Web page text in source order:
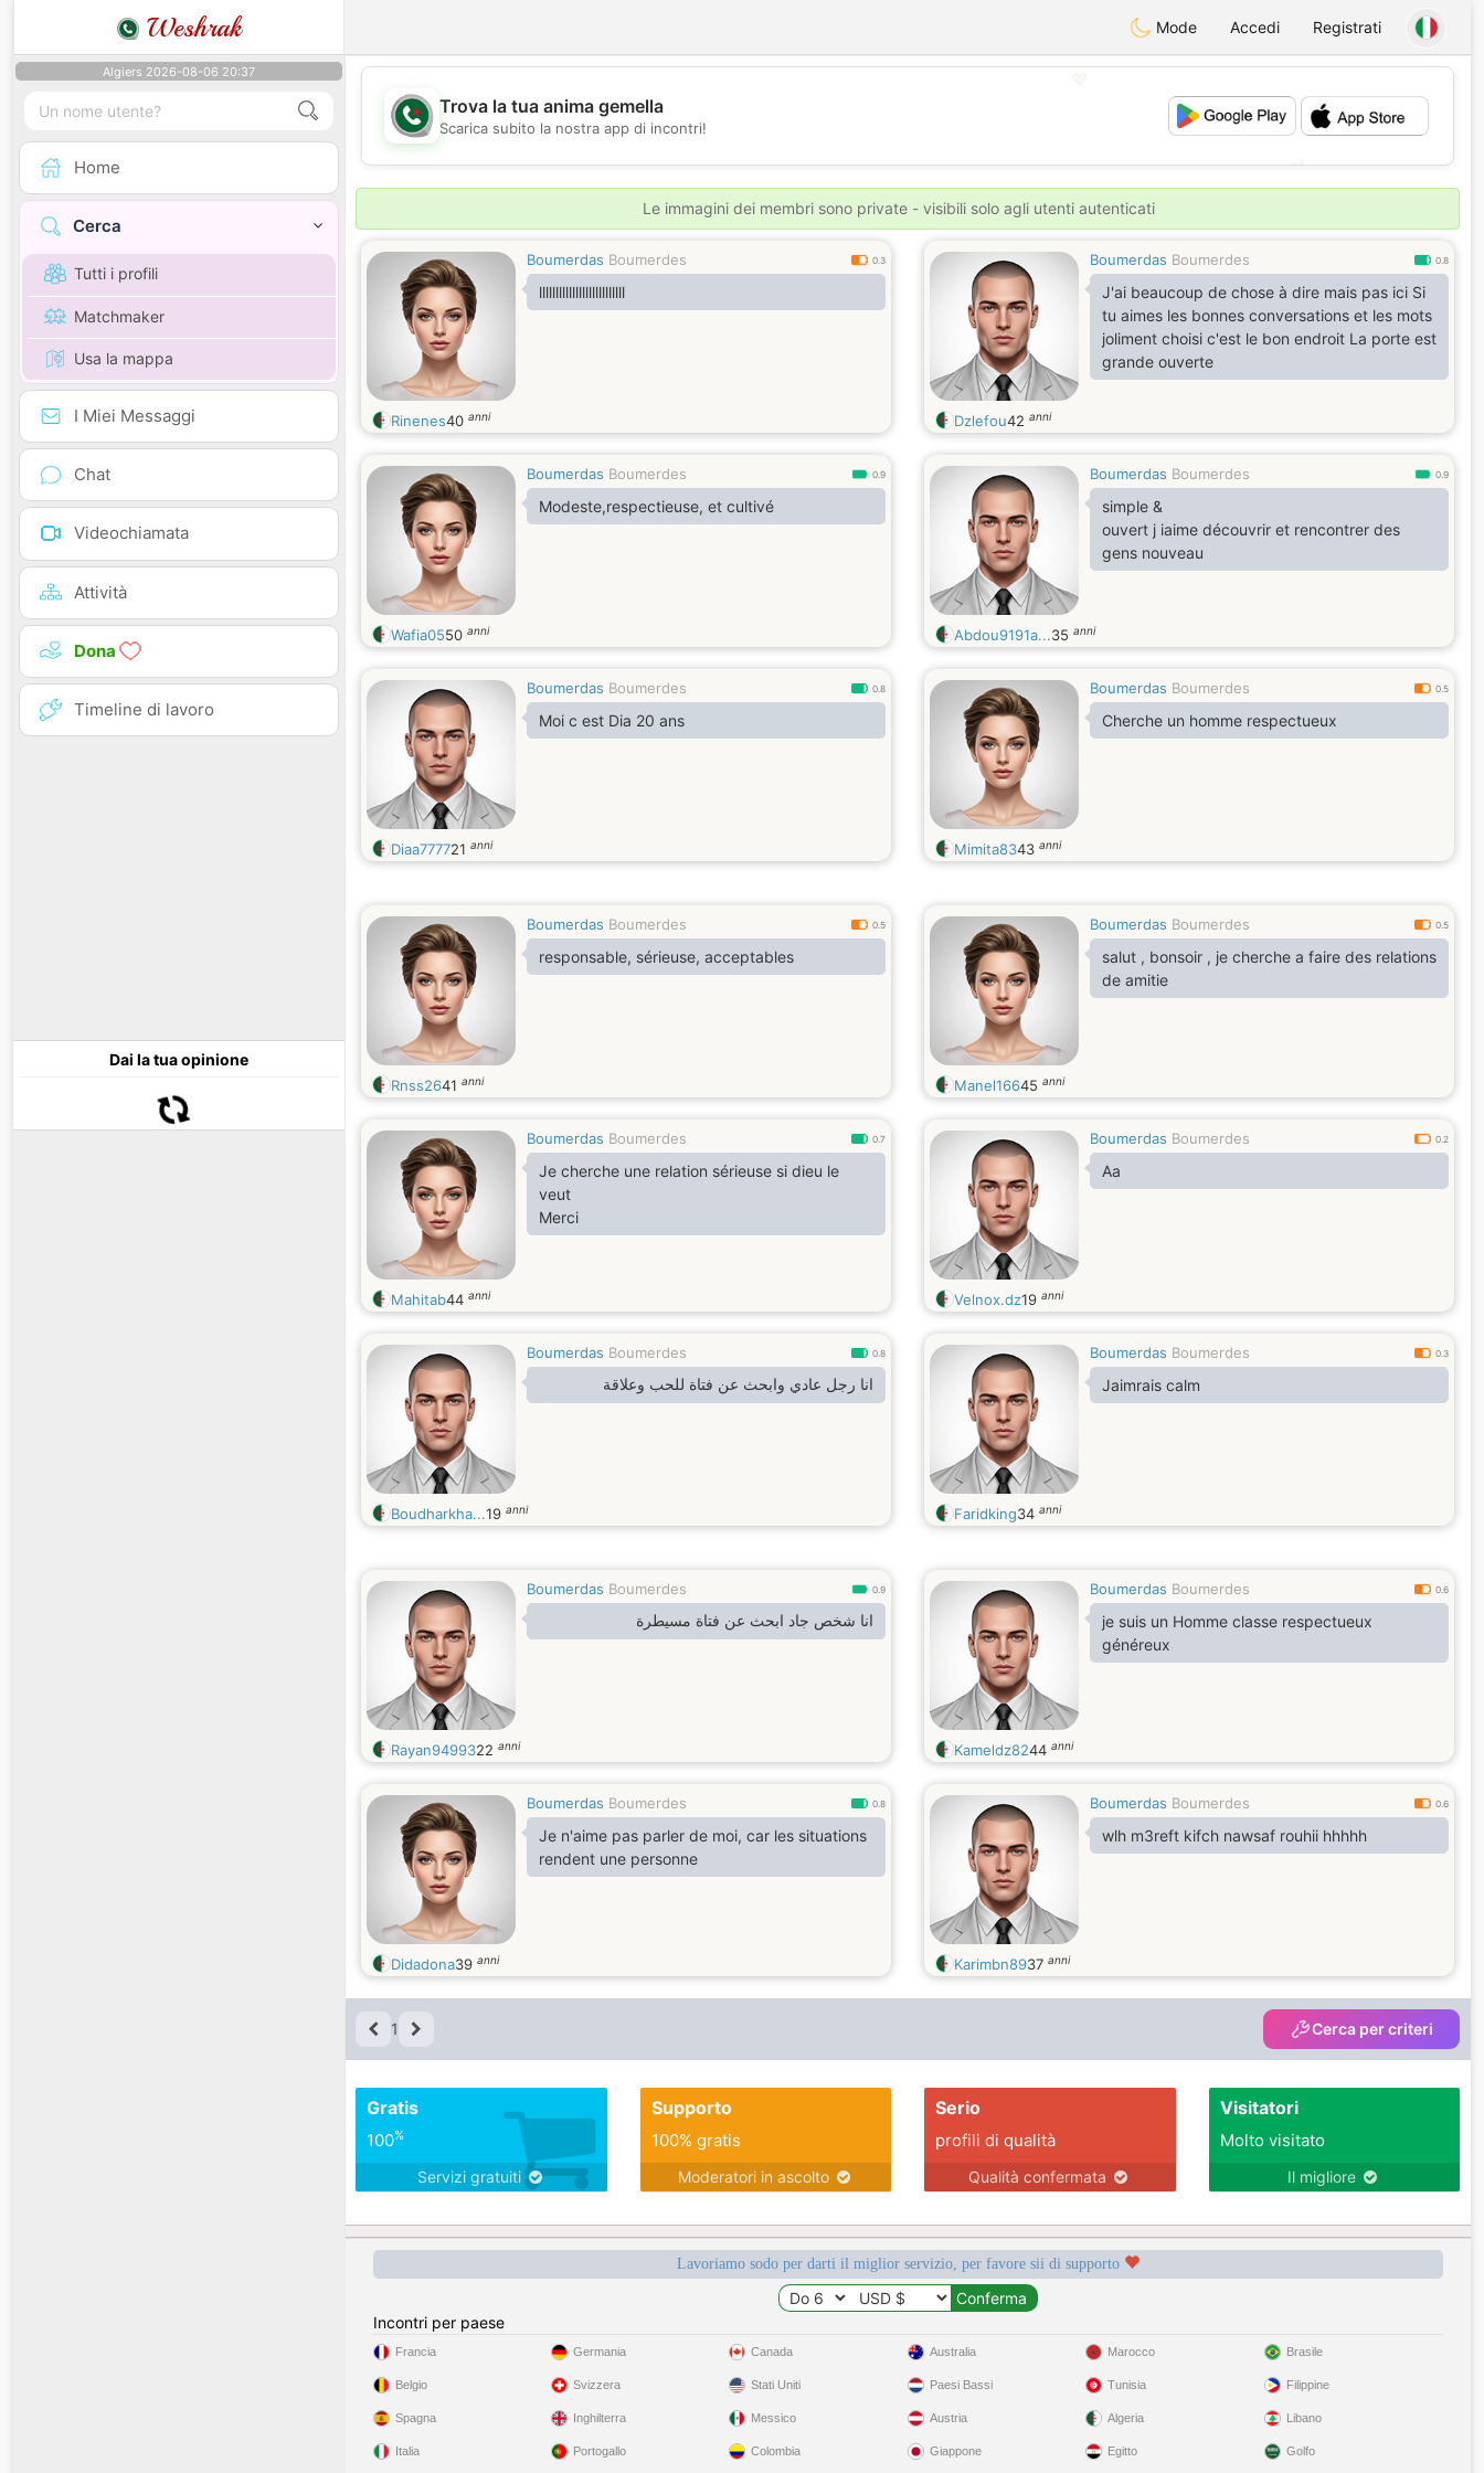
Weshrak Mode Accedi Registrati
Algiers 2026-08-06 20:37
Home
Cerca
Tutti i profili
Matchmaker
Usa la mappa
I Miei Messaggi
Chat
Videochiamata
Attività
Dona
Timeline di lavoro
Dai la tua opinione
💖
💕
Trova la tua anima gemella
Scarica subito la nostra app di incontri!
Le immagini dei membri sono private - visibili solo agli utenti autenticati
Boumerdas Boumerdes 0.3
llllllllllllllllllllllllll
Rinenes40 anni
Boumerdas Boumerdes 0.8
J'ai beaucoup de chose à dire mais pas ici Si
tu aimes les bonnes conversations et les mots
joliment choisi c'est le bon endroit La porte est
grande ouverte
Dzlefou42 anni
Boumerdas Boumerdes 0.9
Modeste,respectieuse, et cultivé
Wafia0550 anni
Boumerdas Boumerdes 0.9
simple &
ouvert j iaime découvrir et rencontrer des
gens nouveau
Abdou9191a...35 anni
Boumerdas Boumerdes 0.8
Moi c est Dia 20 ans
Diaa777721 anni
Boumerdas Boumerdes 0.5
Cherche un homme respectueux
Mimita8343 anni
Boumerdas Boumerdes 0.5
responsable, sérieuse, acceptables
Rnss2641 anni
Boumerdas Boumerdes 0.5
salut , bonsoir , je cherche a faire des relations
de amitie
Manel16645 anni
Boumerdas Boumerdes 0.7
Je cherche une relation sérieuse si dieu le
veut
Merci
Mahitab44 anni
Boumerdas Boumerdes 0.2
Aa
Velnox.dz19 anni
Boumerdas Boumerdes 0.8
انا رجل عادي وابحث عن فتاة للحب وعلاقة
Boudharkha...19 anni
Boumerdas Boumerdes 0.3
Jaimrais calm
Faridking34 anni
Boumerdas Boumerdes 0.9
انا شخص جاد ابحث عن فتاة مسيطرة
Rayan9499322 anni
Boumerdas Boumerdes 0.6
je suis un Homme classe respectueux
généreux
Kameldz8244 anni
Boumerdas Boumerdes 0.8
Je n'aime pas parler de moi, car les situations
rendent une personne
Didadona39 anni
Boumerdas Boumerdes 0.6
wlh m3reft kifch nawsaf rouhii hhhhh
Karimbn8937 anni
1 Cerca per criteri
Gratis
100%
Servizi gratuiti
Supporto
100% gratis
Moderatori in ascolto
Serio
profili di qualità
Qualità confermata
Visitatori
Molto visitato
Il migliore
Lavoriamo sodo per darti il miglior servizio, per favore sii di supporto
Incontri per paese
Francia
Belgio
Spagna
Italia
Germania
Svizzera
Inghilterra
Portogallo
Canada
Stati Uniti
Messico
Colombia
Australia
Paesi Bassi
Austria
Giappone
Marocco
Tunisia
Algeria
Egitto
Brasile
Filippine
Libano
Golfo